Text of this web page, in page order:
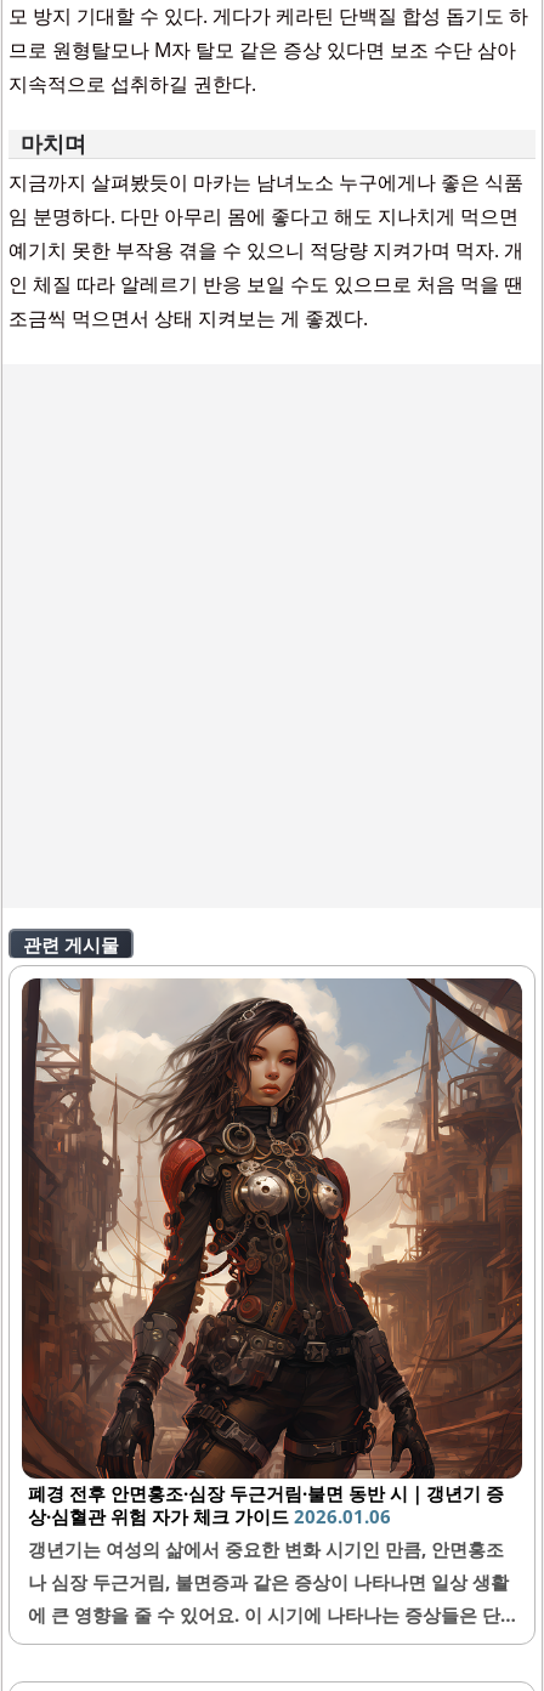
모 방지 기대할 수 있다. 게다가 케라틴 단백질 합성 돕기도 하
므로 원형탈모나 M자 탈모 같은 증상 있다면 보조 수단 삼아
지속적으로 섭취하길 권한다.
마치며
지금까지 살펴봤듯이 마카는 남녀노소 누구에게나 좋은 식품
임 분명하다. 다만 아무리 몸에 좋다고 해도 지나치게 먹으면
예기치 못한 부작용 겪을 수 있으니 적당량 지켜가며 먹자. 개
인 체질 따라 알레르기 반응 보일 수도 있으므로 처음 먹을 땐
조금씩 먹으면서 상태 지켜보는 게 좋겠다.
관련 게시물
폐경 전후 안면홍조·심장 두근거림·불면 동반 시｜갱년기 증
상·심혈관 위험 자가 체크 가이드 2026.01.06
갱년기는 여성의 삶에서 중요한 변화 시기인 만큼, 안면홍조
나 심장 두근거림, 불면증과 같은 증상이 나타나면 일상 생활
에 큰 영향을 줄 수 있어요. 이 시기에 나타나는 증상들은 단
순한 노화 현상뿐만 아니라 심혈관 건강 위험에도 연관될 수
있기 때문에, 정확한 자가 체크가 꼭 필요하답니다. 오늘은 갱